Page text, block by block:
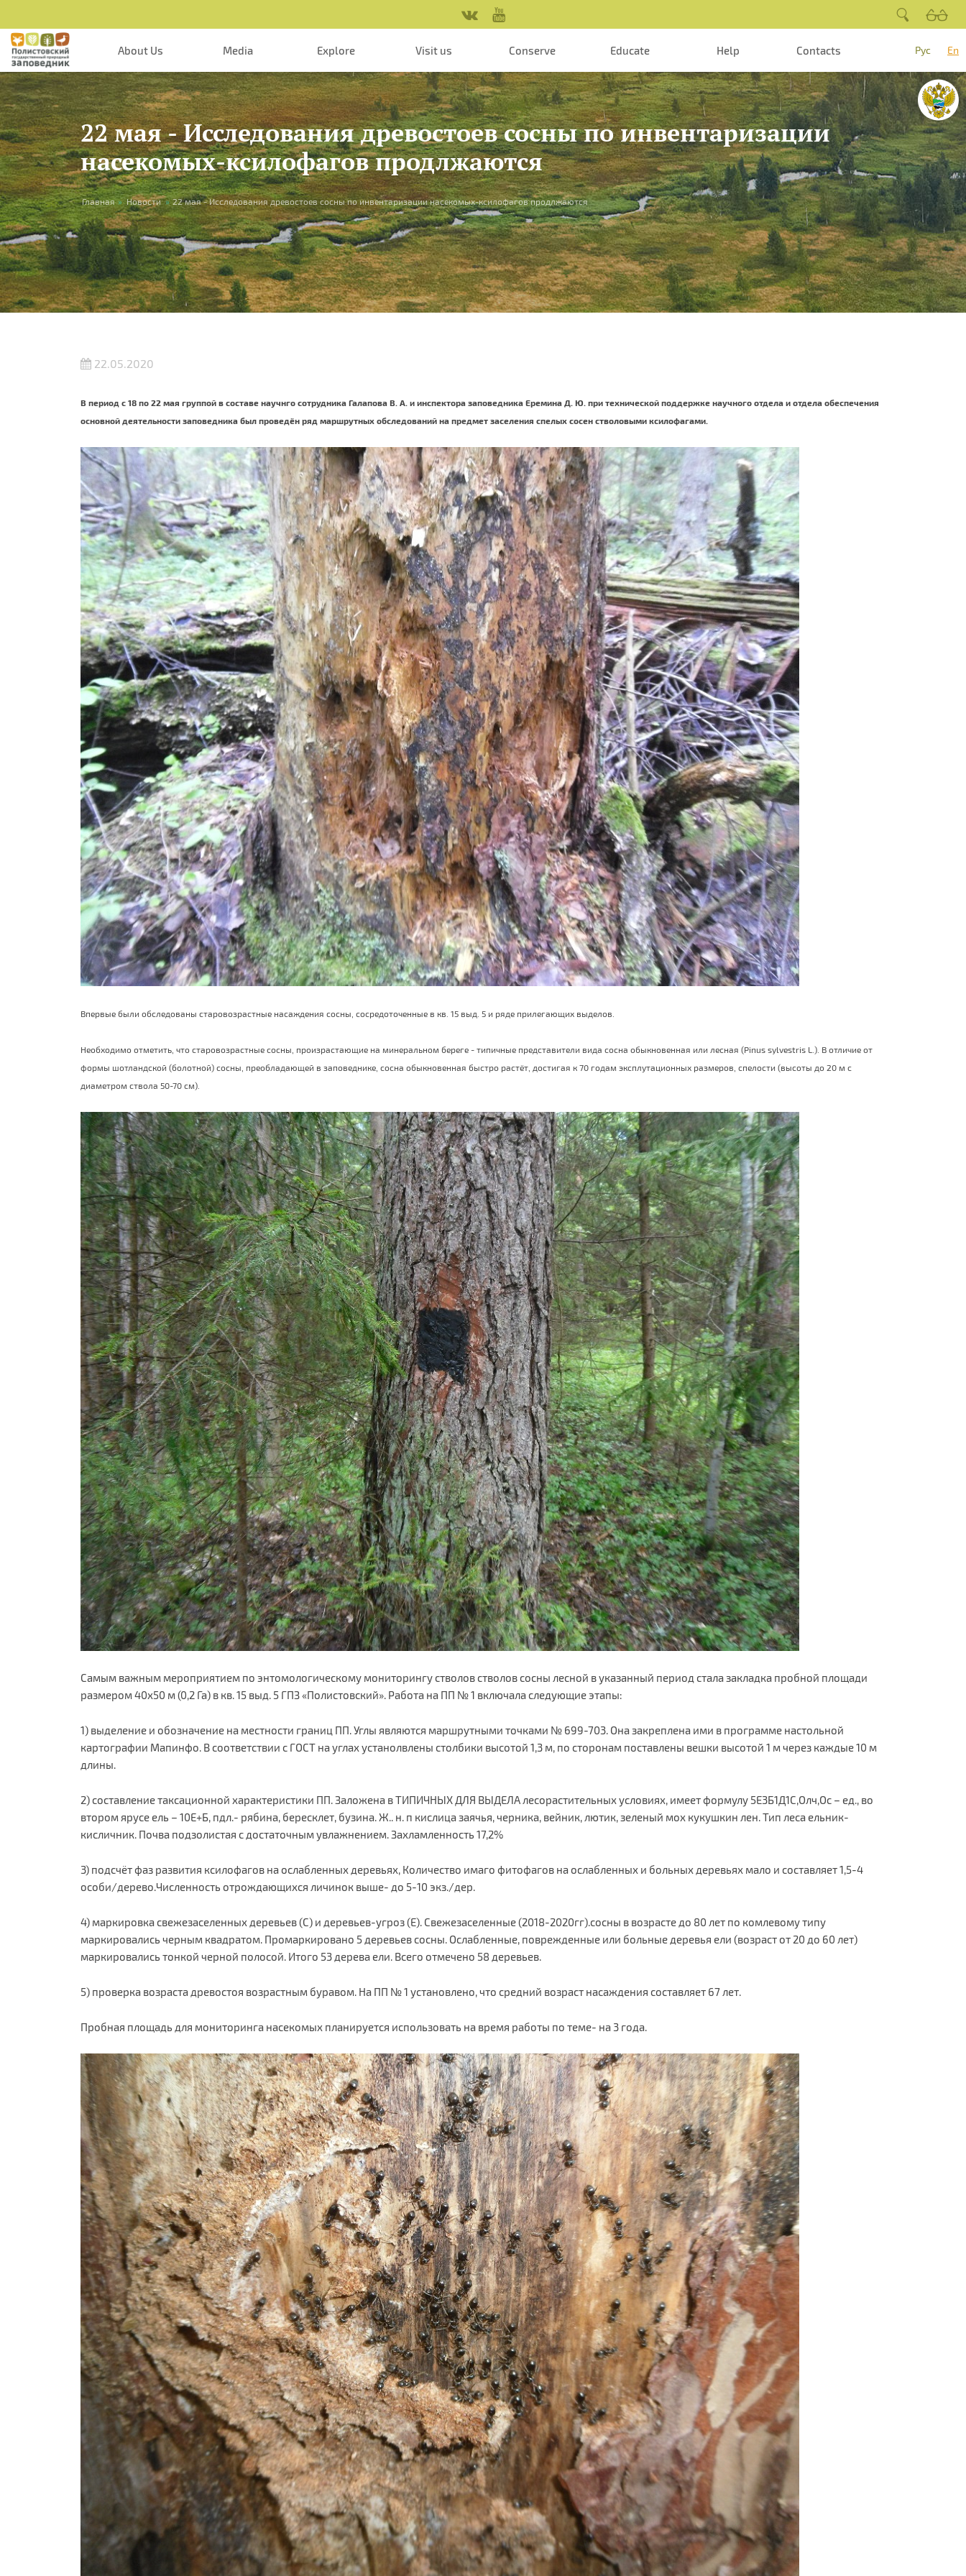
About Us Media Explore Visit us Conserve Educate Help Contacts Рус En
22 мая - Исследования древостоев сосны по инвентаризации
насекомых-ксилофагов продлжаются
You are here
Главная » Новости » 22 мая - Исследования древостоев сосны по инвентаризации насекомых-ксилофагов продлжаются
22.05.2020
В период с 18 по 22 мая группой в составе научнго сотрудника Галапова В. А. и инспектора заповедника Еремина Д. Ю. при технической поддержке научного отдела и отдела обеспечения
основной деятельности заповедника был проведён ряд маршрутных обследований на предмет заселения спелых сосен стволовыми ксилофагами.
Впервые были обследованы старовозрастные насаждения сосны, сосредоточенные в кв. 15 выд. 5 и ряде прилегающих выделов.
Необходимо отметить, что старовозрастные сосны, произрастающие на минеральном береге - типичные представители вида сосна обыкновенная или лесная (Pinus sylvestris L.). В отличие от
формы шотландской (болотной) сосны, преобладающей в заповеднике, сосна обыкновенная быстро растёт, достигая к 70 годам эксплутационных размеров, спелости (высоты до 20 м с
диаметром ствола 50-70 см).
Самым важным мероприятием по энтомологическому мониторингу стволов стволов сосны лесной в указанный период стала закладка пробной площади
размером 40х50 м (0,2 Га) в кв. 15 выд. 5 ГПЗ «Полистовский». Работа на ПП № 1 включала следующие этапы:
1) выделение и обозначение на местности границ ПП. Углы являются маршрутными точками № 699-703. Она закреплена ими в программе настольной
картографии Мапинфо. В соответствии с ГОСТ на углах устанолвлены столбики высотой 1,3 м, по сторонам поставлены вешки высотой 1 м через каждые 10 м
длины.
2) составление таксационной характеристики ПП. Заложена в ТИПИЧНЫХ ДЛЯ ВЫДЕЛА лесорастительных условиях, имеет формулу 5Е3Б1Д1С,Олч,Ос – ед., во
втором ярусе ель – 10Е+Б, пдл.- рябина, бересклет, бузина. Ж.. н. п кислица заячья, черника, вейник, лютик, зеленый мох кукушкин лен. Тип леса ельник-
кисличник. Почва подзолистая с достаточным увлажнением. Захламленность 17,2%
3) подсчёт фаз развития ксилофагов на ослабленных деревьях, Количество имаго фитофагов на ослабленных и больных деревьях мало и составляет 1,5-4
особи/дерево.Численность отрождающихся личинок выше- до 5-10 экз./дер.
4) маркировка свежезаселенных деревьев (С) и деревьев-угроз (Е). Свежезаселенные (2018-2020гг).сосны в возрасте до 80 лет по комлевому типу
маркировались черным квадратом. Промаркировано 5 деревьев сосны. Ослабленные, поврежденные или больные деревья ели (возраст от 20 до 60 лет)
маркировались тонкой черной полосой. Итого 53 дерева ели. Всего отмечено 58 деревьев.
5) проверка возраста древостоя возрастным буравом. На ПП № 1 установлено, что средний возраст насаждения составляет 67 лет.
Пробная площадь для мониторинга насекомых планируется использовать на время работы по теме- на 3 года.